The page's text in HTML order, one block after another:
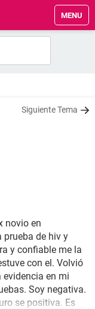
MENU
Siguiente Tema
novio en
prueba de hiv y
y confiable me la
con el. Volvió
evidencia en mi
Soy negativa.
se positiva. Es